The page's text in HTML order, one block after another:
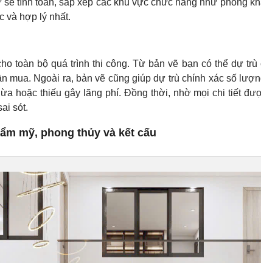
tính toán, sắp xếp các khu vực chức năng như phòng
và hợp lý nhất.
toàn bộ quá trình thi công. Từ bản vẽ bạn có thể dự trù
mua. Ngoài ra, bản vẽ cũng giúp dự trù chính xác số
hoặc thiếu gây lãng phí. Đồng thời, nhờ mọi chi tiết
sót.
mỹ, phong thủy và kết cấu